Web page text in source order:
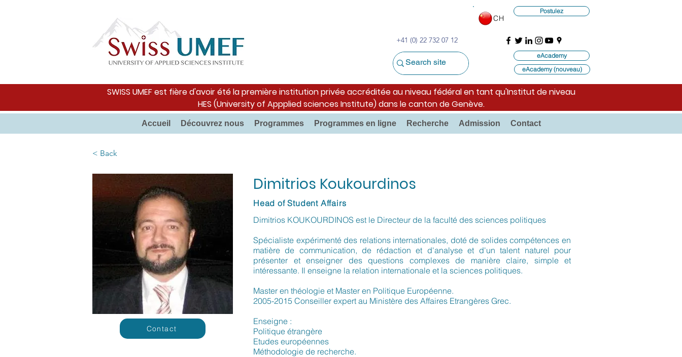
+41 (0) 22 732 07 12
CH
Postulez
eAcademy
eAcademy (nouveau)
SWISS UMEF est fière d'avoir été la première institution privée accréditée au niveau fédéral en tant qu'Institut de niveau
HES (University of Appplied sciences Institute) dans le canton de Genève.
Accueil Découvrez nous Programmes Programmes en ligne Recherche Admission Contact
< Back
Contact
Dimitrios Koukourdinos
Head of Student Affairs
Dimitrios KOUKOURDINOS est le Directeur de la faculté des sciences politiques
Spécialiste expérimenté des relations internationales, doté de solides compétences en
matière de communication, de rédaction et d'analyse et d'un talent naturel pour
présenter et enseigner des questions complexes de manière claire, simple et
intéressante. Il enseigne la relation internationale et la sciences politiques.
Master en théologie et Master en Politique Européenne.
2005-2015 Conseiller expert au Ministère des Affaires Etrangères Grec.
Enseigne :
Politique étrangère
Etudes européennes
Méthodologie de recherche.